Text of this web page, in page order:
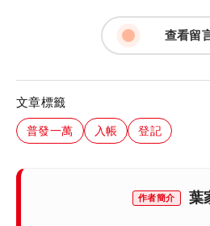
查看留
文章標籤
普發一萬 入帳 登記
作者簡介 葉